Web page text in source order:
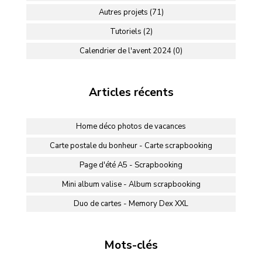
Autres projets (71)
Tutoriels (2)
Calendrier de l'avent 2024 (0)
Articles récents
Home déco photos de vacances
Carte postale du bonheur - Carte scrapbooking
Page d'été A5 - Scrapbooking
Mini album valise - Album scrapbooking
Duo de cartes - Memory Dex XXL
Mots-clés